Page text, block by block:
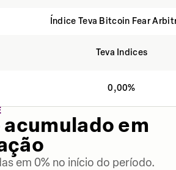
Índice Teva Bitcoin Fear
Teva Indices
0,00%
em
em 0% no início do período.